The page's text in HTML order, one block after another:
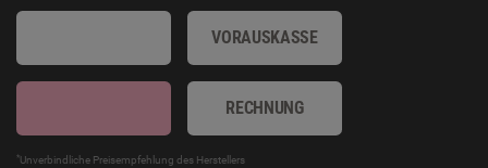
VORAUSKASSE
RECHNUNG
*Unverbindliche Preisempfehlung des Herstellers